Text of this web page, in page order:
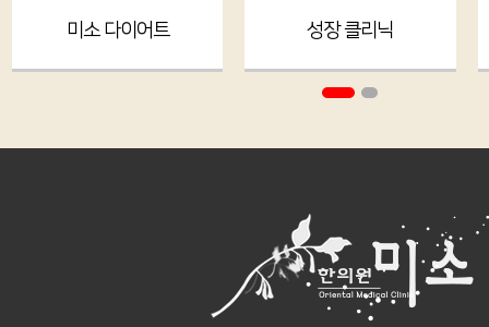
성장 클리닉 미소특설 클리닉